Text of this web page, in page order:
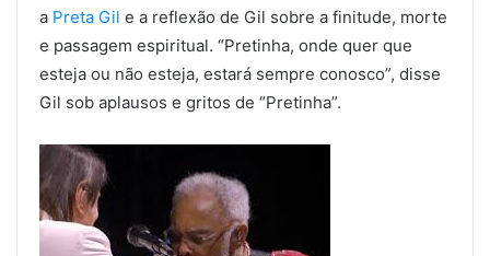
a Preta Gil e a reflexão de Gil sobre a finitude, morte
e passagem espiritual. “Pretinha, onde quer que
esteja ou não esteja, estará sempre conosco”, disse
Gil sob aplausos e gritos de “Pretinha”.